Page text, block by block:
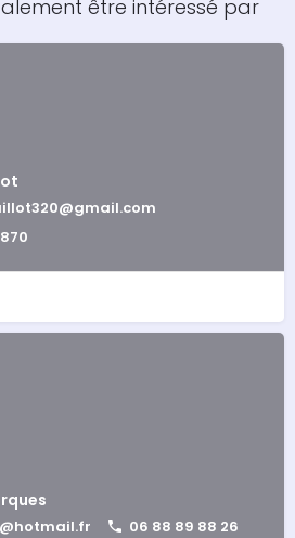
être intéressé par
06 88 89 88 26